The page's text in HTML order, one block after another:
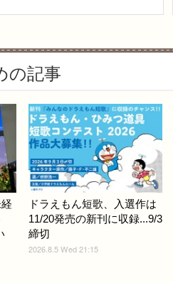
の記事
経
ドラえもん短歌、入選作は
11/20発売の新刊に収録...9/3
締切
2026.8.5 Wed 21:15